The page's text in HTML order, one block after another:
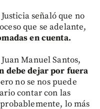
señaló que no
que se adelante,
en cuenta.
Manuel Santos,
debe dejar por fuera
no se nos puede
contar con las
lo más